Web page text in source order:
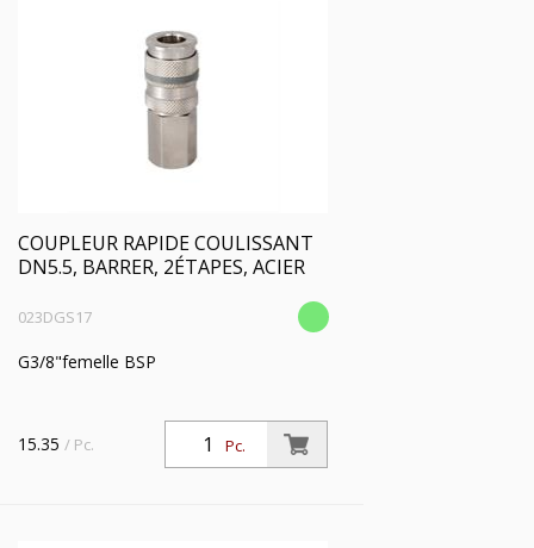
FLOW[L/MIN] BEI 6BAR
BAUART SICHERHEIT:
KOMPATIBILITÄT:
COUPLEUR RAPIDE COULISSANT
DN5.5, BARRER, 2ÉTAPES, ACIER
023DGS17
G3/8"femelle BSP
Pc.
15.35 / Pc.